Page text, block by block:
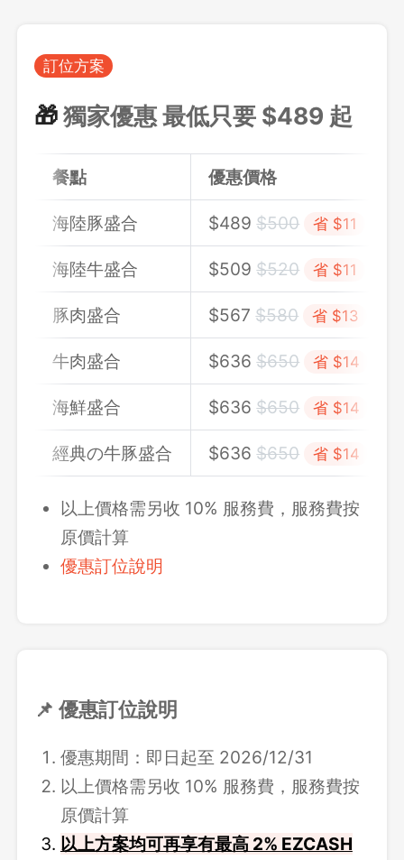
訂位方案
🎁獨家優惠 最低只要 $489 起
餐點 優惠價格
海陸豚盛合 $489$500 省 $11
海陸牛盛合 $509$520 省 $11
豚肉盛合 $567$580 省 $13
牛肉盛合 $636$650 省 $14
海鮮盛合 $636$650 省 $14
經典の牛豚盛合 $636$650 省 $14
以上價格需另收 10% 服務費，服務費按
原價計算
優惠訂位說明
📌 優惠訂位說明
優惠期間：即日起至 2026/12/31
以上價格需另收 10% 服務費，服務費按
原價計算
以上方案均可再享有最高 2% EZCASH